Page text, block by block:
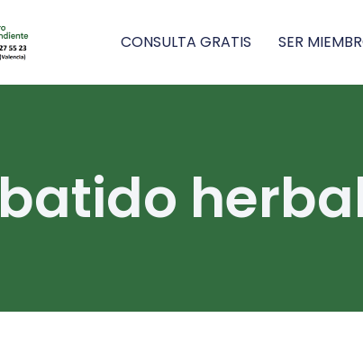
CONSULTA GRATIS SER
batido